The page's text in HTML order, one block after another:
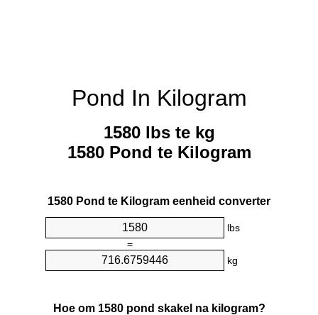
Pond In Kilogram
1580 lbs te kg
1580 Pond te Kilogram
1580 Pond te Kilogram eenheid converter
lbs
=
kg
Hoe om 1580 pond skakel na kilogram?